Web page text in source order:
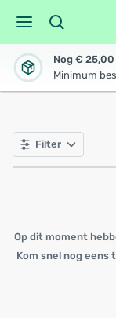
Nog €
Minimum
Filter
Op dit moment
Kom snel nog eens